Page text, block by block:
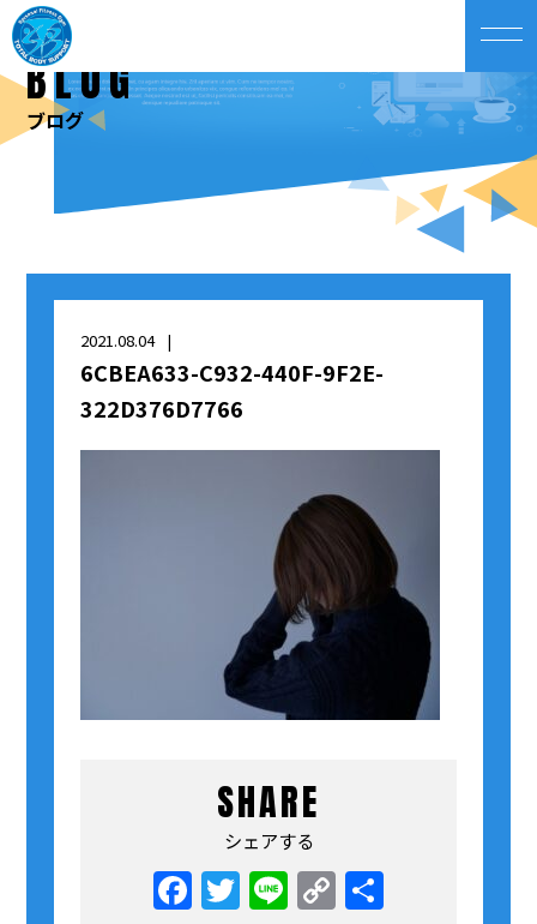
BLOG
ブログ
2021.08.04
6CBEA633-C932-440F-9F2E-
322D376D7766
SHARE
シェアする
Facebook
Twitter
LineCopy